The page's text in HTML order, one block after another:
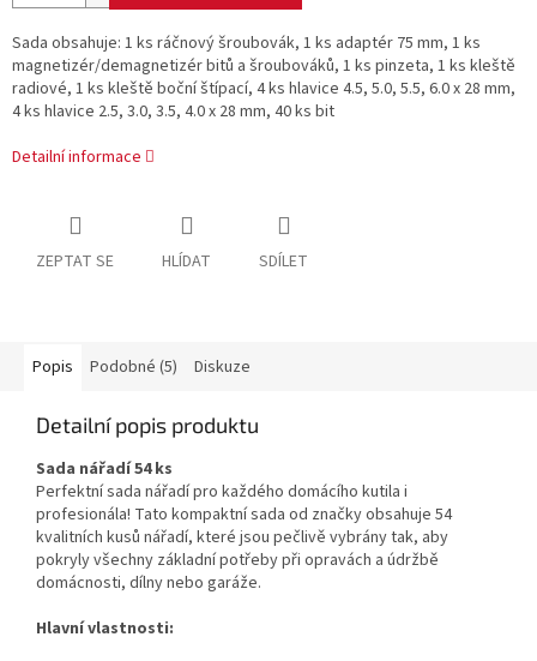
Sada obsahuje: 1 ks ráčnový šroubovák, 1 ks adaptér 75 mm, 1 ks
magnetizér/demagnetizér bitů a šroubováků, 1 ks pinzeta, 1 ks kleště
radiové, 1 ks kleště boční štípací, 4 ks hlavice 4.5, 5.0, 5.5, 6.0 x 28 mm,
4 ks hlavice 2.5, 3.0, 3.5, 4.0 x 28 mm, 40 ks bit
Detailní informace
ZEPTAT SE HLÍDAT SDÍLET
Popis Podobné (5) Diskuze
Detailní popis produktu
Sada nářadí 54 ks
Perfektní sada nářadí pro každého domácího kutila i
profesionála! Tato kompaktní sada od značky obsahuje 54
kvalitních kusů nářadí, které jsou pečlivě vybrány tak, aby
pokryly všechny základní potřeby při opravách a údržbě
domácnosti, dílny nebo garáže.
Hlavní vlastnosti: